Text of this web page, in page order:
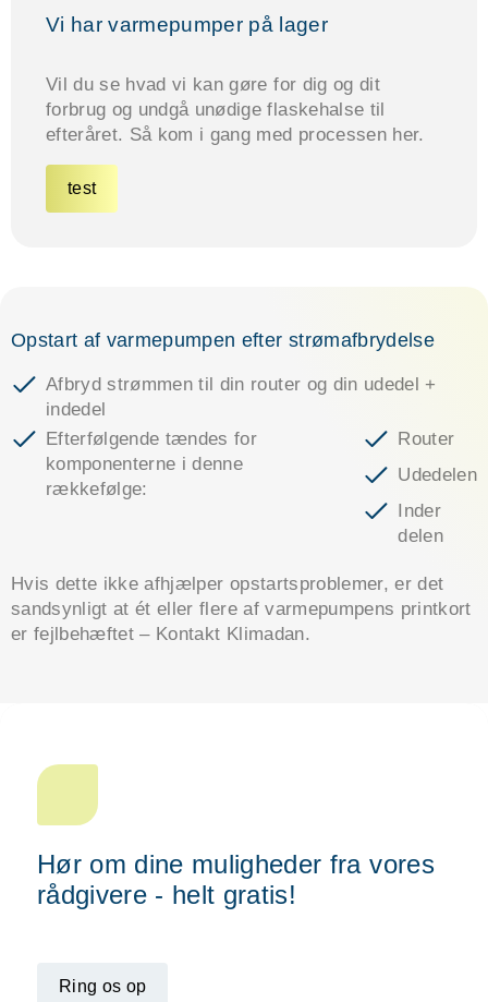
Vi har varmepumper på lager
Vil du se hvad vi kan gøre for dig og dit
forbrug og undgå unødige flaskehalse til
efteråret. Så kom i gang med processen her.
test
Opstart af varmepumpen efter strømafbrydelse
Afbryd strømmen til din router og din udedel +
indedel
Efterfølgende tændes for
komponenterne i denne
rækkefølge:
Router
Udedelen
Inder
delen
Hvis dette ikke afhjælper opstartsproblemer, er det
sandsynligt at ét eller flere af varmepumpens printkort
er fejlbehæftet – Kontakt Klimadan.
Hør om dine muligheder fra vores
rådgivere - helt gratis!
Ring os op